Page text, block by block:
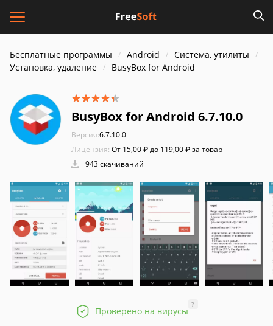
Бесплатные программы Android
Система, утилиты
Установка, удаление
BusyBox for Android
BusyBox for Android 6.7.10.0
Версия:6.7.10.0
Лицензия: От 15,00 ₽ до 119,00 ₽ за товар
943 скачиваний
Проверено на вирусы
?